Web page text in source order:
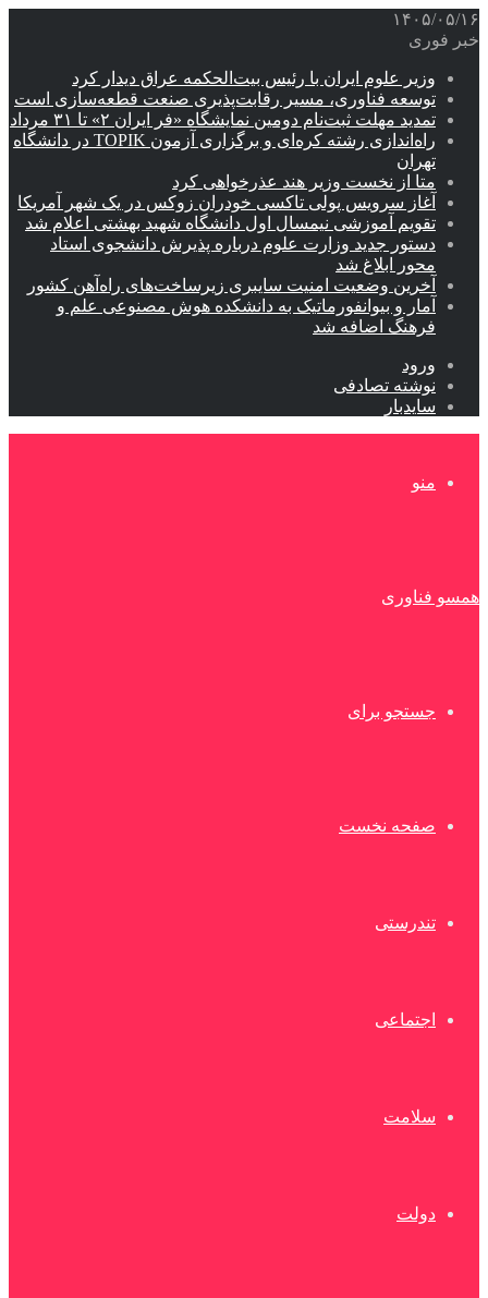
۱۴۰۵/۰۵/۱۶
خبر فوری
وزیر علوم ایران با رئیس بیت‌الحکمه عراق دیدار کرد
توسعه فناوری، مسیر رقابت‌پذیری صنعت قطعه‌سازی است
تمدید مهلت ثبت‌نام دومین نمایشگاه «فر ایران ۲» تا ۳۱ مرداد
راه‌اندازی رشته کره‌ای و برگزاری آزمون TOPIK در دانشگاه
تهران
متا از نخست وزیر هند عذرخواهی کرد
آغاز سرویس پولی تاکسی خودران زوکس در یک شهر آمریکا
تقویم آموزشی نیمسال اول دانشگاه شهید بهشتی اعلام شد
دستور جدید وزارت علوم درباره پذیرش دانشجوی استاد
محور ابلاغ شد
آخرین وضعیت امنیت سایبری زیرساخت‌های راه‌آهن کشور
آمار و بیوانفورماتیک به دانشکده هوش مصنوعی علم و
فرهنگ اضافه شد
ورود
نوشته تصادفی
سایدبار
منو
همسو فناوری
جستجو برای
صفحه نخست
تندرستی
اجتماعی
سلامت
دولت